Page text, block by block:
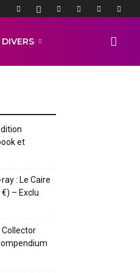
DIVERS
et
: Le Caire
– Exclu